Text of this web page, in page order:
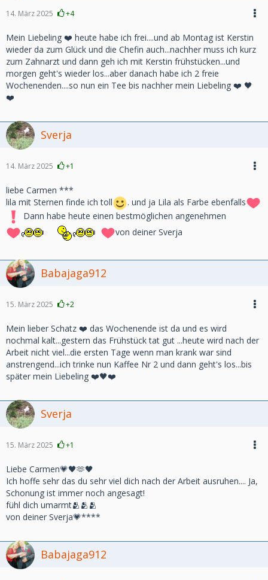
14. März 2025 +4
Mein Liebeling ❤️ heute habe ich frei....und ab Montag ist Kerstin
wieder da zum Glück und die Chefin auch...nachher muss ich kurz
zum Zahnarzt und dann geh ich mit Kerstin frühstücken...und
morgen geht's wieder los...aber danach habe ich 2 freie
Wochenenden....so nun ein Tee bis nachher mein Liebeling ❤️ 🖤
❤️
Sverja
14. März 2025 +1
liebe Carmen ***
lila mit Sternen finde ich toll
. und ja Lila als Farbe ebenfalls
Dann habe heute einen bestmöglichen angenehmen
von deiner Sverja
Babajaga912
15. März 2025 +2
Mein lieber Schatz ❤️ das Wochenende ist da und es wird
nochmal kalt...gestern das Frühstück tat gut ...heute wird nach der
Arbeit nicht viel...die ersten Tage wenn man krank war sind
anstrengend...ich trinke nun Kaffee Nr 2 und dann geht's los...bis
später mein Liebeling ❤️🖤❤️
Sverja
15. März 2025 +1
Liebe Carmen💗🖤🫶🖤
Ich hoffe sehr das du sehr viel dich nach der Arbeit ausruhen.... Ja,
Schonung ist immer noch angesagt!
fühl dich umarmt🫂🫂🫂
von deiner Sverja💗****
Babajaga912